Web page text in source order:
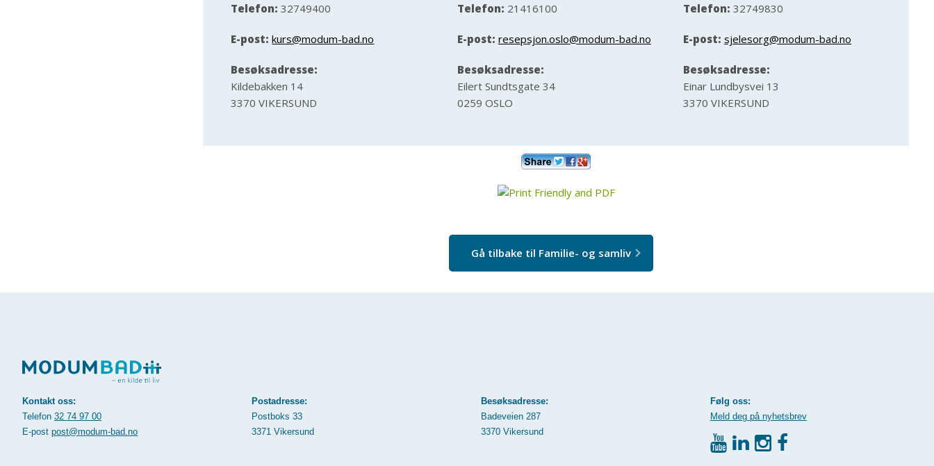
Telefon: 32749400
E-post: kurs@modum-bad.no
Besøksadresse:
Kildebakken 14
3370 VIKERSUND
Telefon: 21416100
E-post: resepsjon.oslo@modum-bad.no
Besøksadresse:
Eilert Sundtsgate 34
0259 OSLO
Telefon: 32749830
E-post: sjelesorg@modum-bad.no
Besøksadresse:
Einar Lundbysvei 13
3370 VIKERSUND
Gå tilbake til Familie- og samliv
Kontakt oss:
Telefon 32 74 97 00
E-post post@modum-bad.no
Postadresse:
Postboks 33
3371 Vikersund
Besøksadresse:
Badeveien 287
3370 Vikersund
Følg oss:
Meld deg på nyhetsbrev